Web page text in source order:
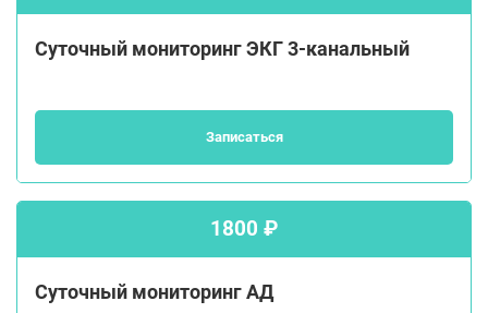
Суточный мониторинг ЭКГ 3-канальный
Записаться
1800 ₽
Суточный мониторинг АД